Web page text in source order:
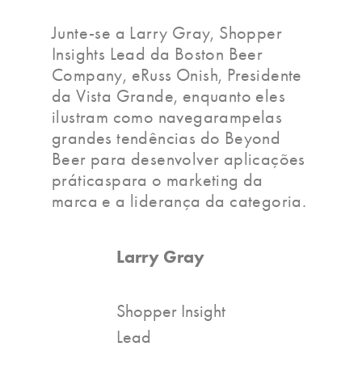
Junte-se a Larry Gray, Shopper
Insights Lead da Boston Beer
Company, eRuss Onish, Presidente
da Vista Grande, enquanto eles
ilustram como navegarampelas
grandes tendências do Beyond
Beer para desenvolver aplicações
práticaspara o marketing da
marca e a liderança da categoria.
Larry Gray
Shopper Insight
Lead